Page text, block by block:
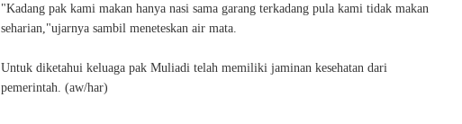
"Kadang pak kami makan hanya nasi sama garang terkadang pula kami tidak makan
seharian,"ujarnya sambil meneteskan air mata.
Untuk diketahui keluaga pak Muliadi telah memiliki jaminan kesehatan dari
pemerintah. (aw/har)